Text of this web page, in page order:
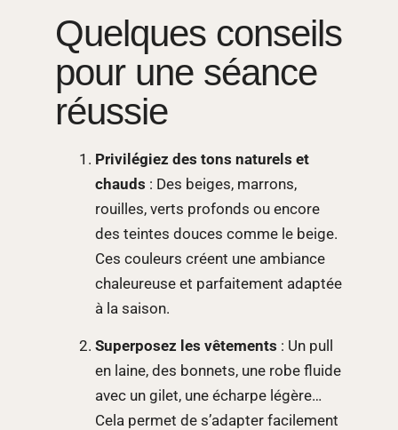
Quelques conseils
pour une séance
réussie
Privilégiez des tons naturels et
chauds : Des beiges, marrons,
rouilles, verts profonds ou encore
des teintes douces comme le beige.
Ces couleurs créent une ambiance
chaleureuse et parfaitement adaptée
à la saison.
Superposez les vêtements : Un pull
en laine, des bonnets, une robe fluide
avec un gilet, une écharpe légère…
Cela permet de s’adapter facilement